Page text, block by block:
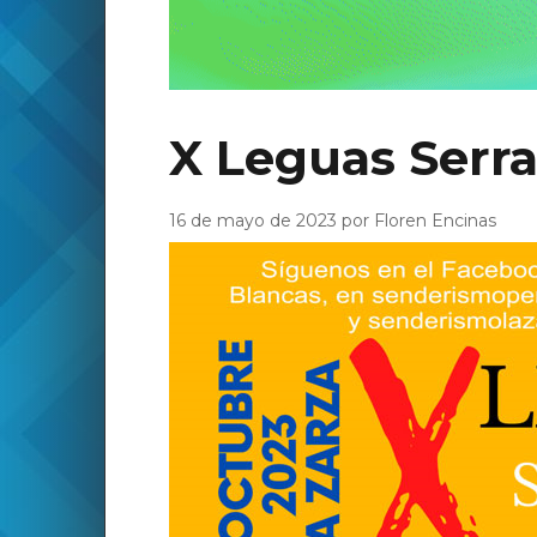
X Leguas
16 de mayo de 2023 por Floren Encinas